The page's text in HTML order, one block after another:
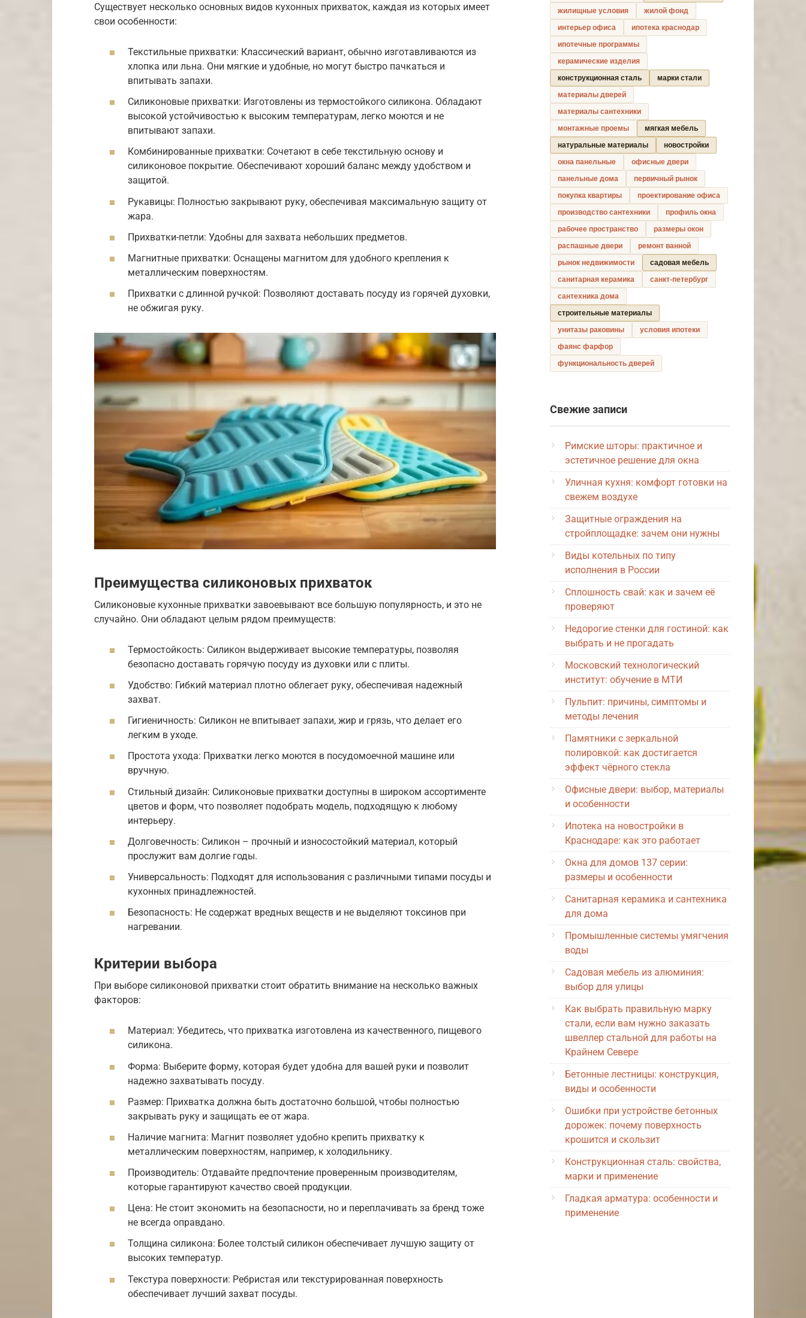
Существует несколько основных видов кухонных прихваток, каждая из которых имеет
свои особенности:
Текстильные прихватки: Классический вариант, обычно изготавливаются из
хлопка или льна. Они мягкие и удобные, но могут быстро пачкаться и
впитывать запахи.
Силиконовые прихватки: Изготовлены из термостойкого силикона. Обладают
высокой устойчивостью к высоким температурам, легко моются и не
впитывают запахи.
Комбинированные прихватки: Сочетают в себе текстильную основу и
силиконовое покрытие. Обеспечивают хороший баланс между удобством и
защитой.
Рукавицы: Полностью закрывают руку, обеспечивая максимальную защиту от
жара.
Прихватки-петли: Удобны для захвата небольших предметов.
Магнитные прихватки: Оснащены магнитом для удобного крепления к
металлическим поверхностям.
Прихватки с длинной ручкой: Позволяют доставать посуду из горячей духовки,
не обжигая руку.
Преимущества силиконовых прихваток
Силиконовые кухонные прихватки завоевывают все большую популярность, и это не
случайно. Они обладают целым рядом преимуществ:
Термостойкость: Силикон выдерживает высокие температуры, позволяя
безопасно доставать горячую посуду из духовки или с плиты.
Удобство: Гибкий материал плотно облегает руку, обеспечивая надежный
захват.
Гигиеничность: Силикон не впитывает запахи, жир и грязь, что делает его
легким в уходе.
Простота ухода: Прихватки легко моются в посудомоечной машине или
вручную.
Стильный дизайн: Силиконовые прихватки доступны в широком ассортименте
цветов и форм, что позволяет подобрать модель, подходящую к любому
интерьеру.
Долговечность: Силикон – прочный и износостойкий материал, который
прослужит вам долгие годы.
Универсальность: Подходят для использования с различными типами посуды и
кухонных принадлежностей.
Безопасность: Не содержат вредных веществ и не выделяют токсинов при
нагревании.
Критерии выбора
При выборе силиконовой прихватки стоит обратить внимание на несколько важных
факторов:
Материал: Убедитесь, что прихватка изготовлена из качественного, пищевого
силикона.
Форма: Выберите форму, которая будет удобна для вашей руки и позволит
надежно захватывать посуду.
Размер: Прихватка должна быть достаточно большой, чтобы полностью
закрывать руку и защищать ее от жара.
Наличие магнита: Магнит позволяет удобно крепить прихватку к
металлическим поверхностям, например, к холодильнику.
Производитель: Отдавайте предпочтение проверенным производителям,
которые гарантируют качество своей продукции.
Цена: Не стоит экономить на безопасности, но и переплачивать за бренд тоже
не всегда оправдано.
Толщина силикона: Более толстый силикон обеспечивает лучшую защиту от
высоких температур.
Текстура поверхности: Ребристая или текстурированная поверхность
обеспечивает лучший захват посуды.
жилищные условия
жилой фонд
интерьер офиса
ипотека краснодар
ипотечные программы
керамические изделия
конструкционная сталь
марки стали
материалы дверей
материалы сантехники
монтажные проемы
мягкая мебель
натуральные материалы
новостройки
окна панельные
офисные двери
панельные дома
первичный рынок
покупка квартиры
проектирование офиса
производство сантехники
профиль окна
рабочее пространство
размеры окон
распашные двери
ремонт ванной
рынок недвижимости
садовая мебель
санитарная керамика
санкт-петербург
сантехника дома
строительные материалы
унитазы раковины
условия ипотеки
фаянс фарфор
функциональность дверей
Свежие записи
Римские шторы: практичное и
эстетичное решение для окна
Уличная кухня: комфорт готовки на
свежем воздухе
Защитные ограждения на
стройплощадке: зачем они нужны
Виды котельных по типу
исполнения в России
Сплошность свай: как и зачем её
проверяют
Недорогие стенки для гостиной: как
выбрать и не прогадать
Московский технологический
институт: обучение в МТИ
Пульпит: причины, симптомы и
методы лечения
Памятники с зеркальной
полировкой: как достигается
эффект чёрного стекла
Офисные двери: выбор, материалы
и особенности
Ипотека на новостройки в
Краснодаре: как это работает
Окна для домов 137 серии:
размеры и особенности
Санитарная керамика и сантехника
для дома
Промышленные системы умягчения
воды
Садовая мебель из алюминия:
выбор для улицы
Как выбрать правильную марку
стали, если вам нужно заказать
швеллер стальной для работы на
Крайнем Севере
Бетонные лестницы: конструкция,
виды и особенности
Ошибки при устройстве бетонных
дорожек: почему поверхность
крошится и скользит
Конструкционная сталь: свойства,
марки и применение
Гладкая арматура: особенности и
применение